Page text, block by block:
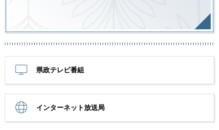
県政テレビ番組
インターネット放送局